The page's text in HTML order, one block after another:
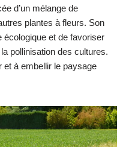
d’un mélange de
plantes à fleurs. Son
écologique et de favoriser
pollinisation des cultures.
et à embellir le paysage